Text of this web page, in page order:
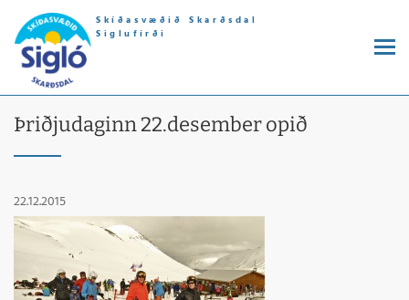
Skíðasvæðið Skarðsdal
Siglufirði
Þriðjudaginn 22.desember opið
22.12.2015